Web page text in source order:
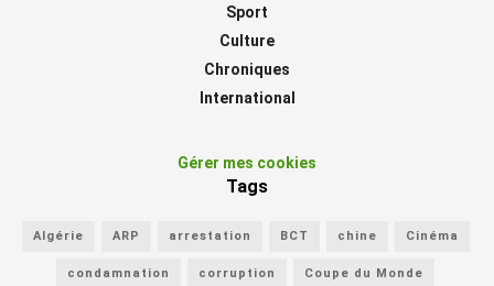
Sport
Culture
Chroniques
International
Gérer mes cookies
Tags
Algérie ARP arrestation BCT chine Cinéma
condamnation corruption Coupe du Monde